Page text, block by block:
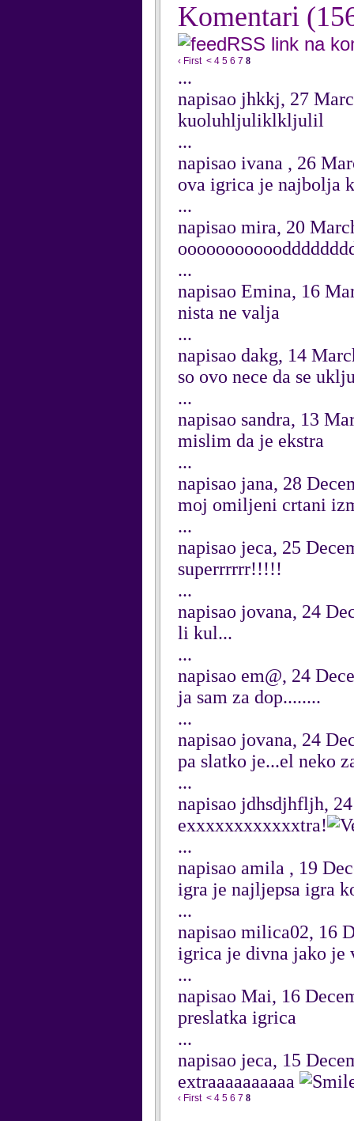
Komentari
RSS link na
‹ First < 4 5 6 7 8
...
napisao jhkkj, 27
kuoluhljuliklkljulil
...
napisao ivana , 26
ova igrica je najbolja
...
napisao mira, 20
...
napisao Emina, 16
nista ne valja
...
napisao dakg, 14
so ovo nece da se
...
napisao sandra, 13
mislim da je ekstra
...
napisao jana, 28
moj omiljeni crtani
...
napisao jeca, 25
superrrrrr!!!!!
...
napisao jovana, 24
li kul...
...
napisao em@, 24
ja sam za dop........
...
napisao jovana, 24
pa slatko je...el neko
...
napisao jdhsdjhfljh,
exxxxxxxxxxxxtra!
...
napisao amila , 19
igra je najljepsa igra
...
napisao milica02, 16
igrica je divna jako je
...
napisao Mai, 16
preslatka igrica
...
napisao jeca, 15
extraaaaaaaaaa
‹ First < 4 5 6 7 8